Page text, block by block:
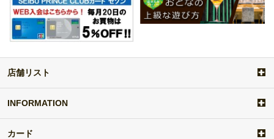
店舗リスト
a
d
d
e
INFORMATION
カード